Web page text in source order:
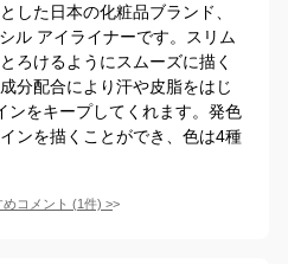
した日本の化粧品ブランド、
ル アイライナーです。スリム
ろけるようにスムーズに描く
分配合により汗や皮脂をはじ
ンをキープしてくれます。発色
ンを描くことができ、色は4種
コメント (1件) >